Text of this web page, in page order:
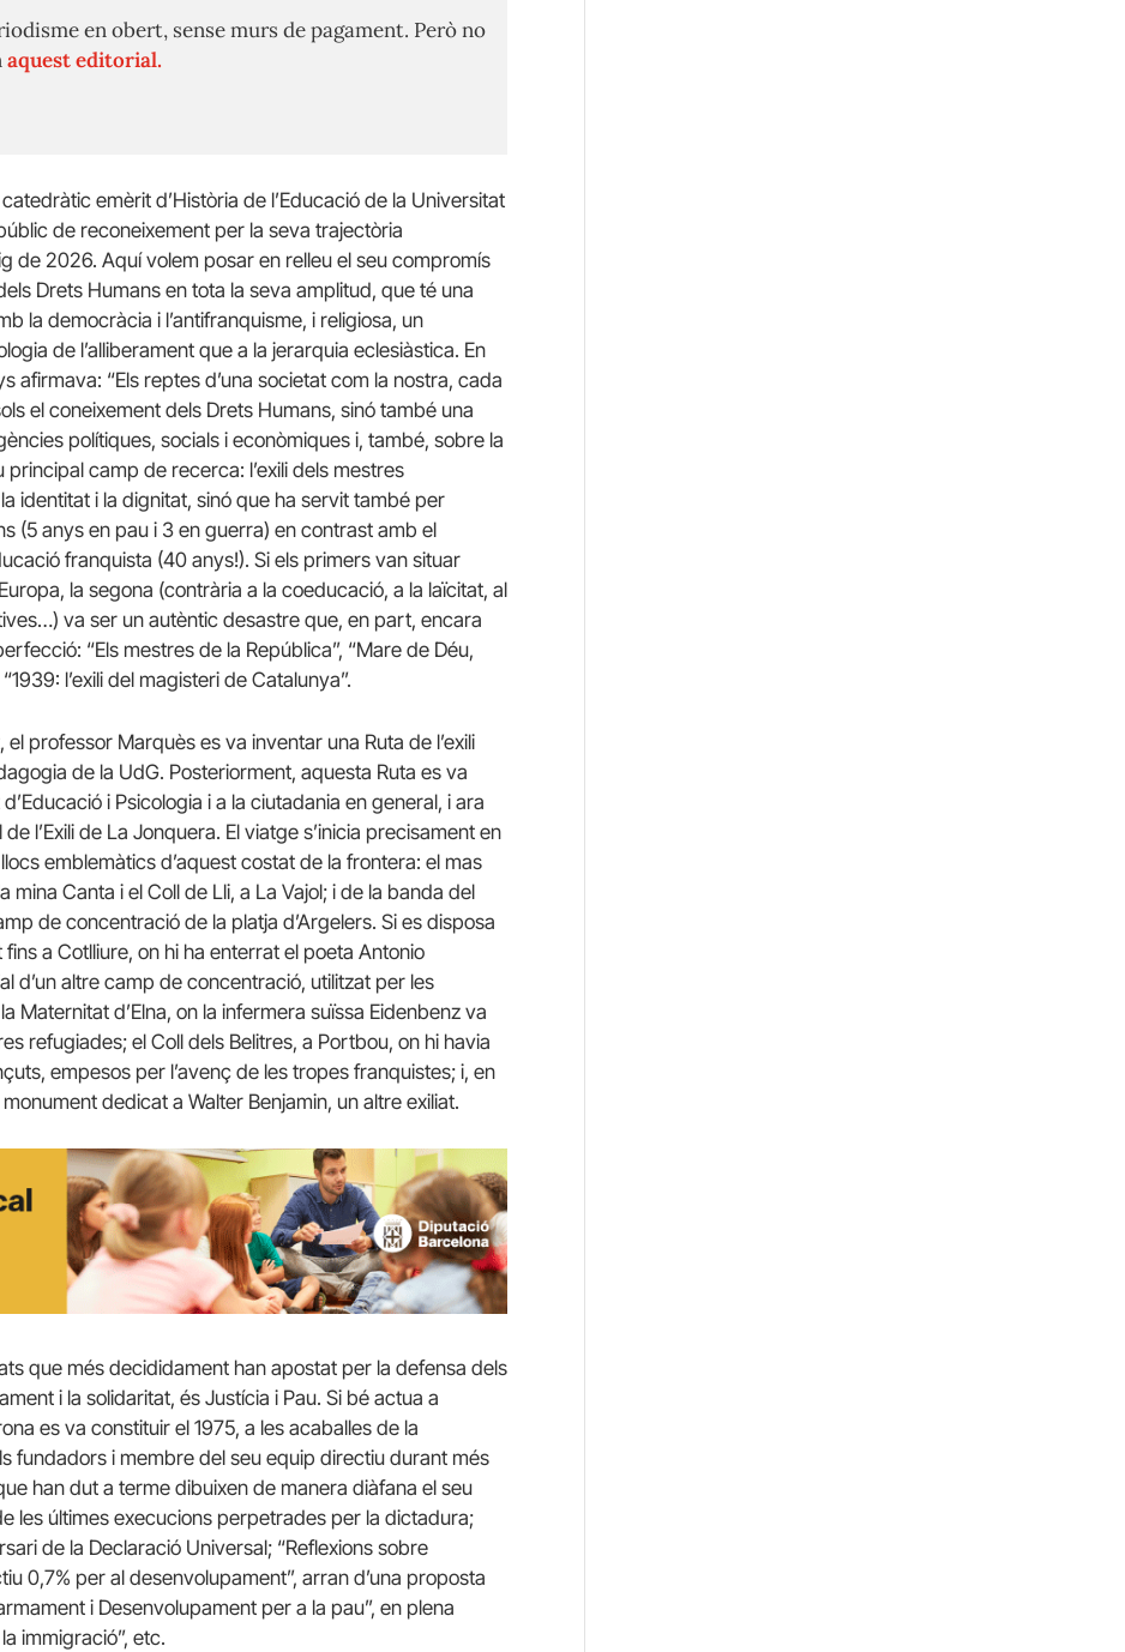
en obert, sense murs de pagament. Però no
aquest editorial.
emèrit d’Història de l’Educació de la Universitat
de reconeixement per la seva trajectòria
de 2026. Aquí volem posar en relleu el seu compromís
Drets Humans en tota la seva amplitud, que té una
la democràcia i l’antifranquisme, i religiosa, un
de l’alliberament que a la jerarquia eclesiàstica. En
afirmava: “Els reptes d’una societat com la nostra, cada
el coneixement dels Drets Humans, sinó també una
polítiques, socials i econòmiques i, també, sobre la
principal camp de recerca: l’exili dels mestres
identitat i la dignitat, sinó que ha servit també per
(5 anys en pau i 3 en guerra) en contrast amb el
franquista (40 anys!). Si els primers van situar
la segona (contrària a la coeducació, a la laïcitat, al
va ser un autèntic desastre que, en part, encara
“Els mestres de la República”, “Mare de Déu,
l’exili del magisteri de Catalunya”.
professor Marquès es va inventar una Ruta de l’exili
de la UdG. Posteriorment, aquesta Ruta es va
i Psicologia i a la ciutadania en general, i ara
l’Exili de La Jonquera. El viatge s’inicia precisament en
emblemàtics d’aquest costat de la frontera: el mas
mina Canta i el Coll de Lli, a La Vajol; i de la banda del
de concentració de la platja d’Argelers. Si es disposa
a Cotlliure, on hi ha enterrat el poeta Antonio
d’un altre camp de concentració, utilitzat per les
Maternitat d’Elna, on la infermera suïssa Eidenbenz va
refugiades; el Coll dels Belitres, a Portbou, on hi havia
empesos per l’avenç de les tropes franquistes; i, en
dedicat a Walter Benjamin, un altre exiliat.
que més decididament han apostat per la defensa dels
i la solidaritat, és Justícia i Pau. Si bé actua a
es va constituir el 1975, a les acaballes de la
fundadors i membre del seu equip directiu durant més
han dut a terme dibuixen de manera diàfana el seu
les últimes execucions perpetrades per la dictadura;
de la Declaració Universal; “Reflexions sobre
0,7% per al desenvolupament”, arran d’una proposta
i Desenvolupament per a la pau”, en plena
immigració”, etc.